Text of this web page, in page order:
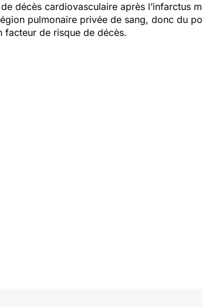
décès cardiovasculaire après l’infarctus
pulmonaire privée de sang, donc du
facteur de risque de décès.